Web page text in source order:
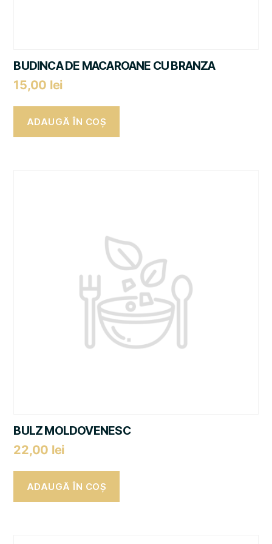
BUDINCA DE MACAROANE CU BRANZA
15,00 lei
ADAUGĂ ÎN COȘ
BULZ MOLDOVENESC
22,00 lei
ADAUGĂ ÎN COȘ